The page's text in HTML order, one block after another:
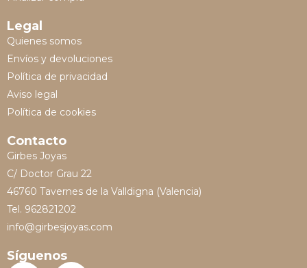
Legal
Quienes somos
Envíos y devoluciones
Política de privacidad
Aviso legal
Política de cookies
Contacto
Girbes Joyas
C/ Doctor Grau 22
46760 Tavernes de la Valldigna (Valencia)
Tel. 962821202
info@girbesjoyas.com
Síguenos